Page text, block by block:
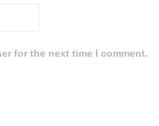
for the next time I comment.